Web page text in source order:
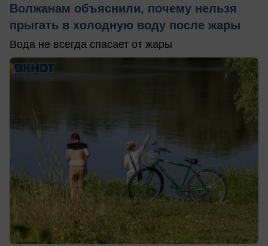
Волжанам объяснили, почему нельзя
прыгать в холодную воду после жары
Вода не всегда спасает от жары